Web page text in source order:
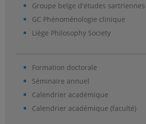
Groupe belge d'études sartriennes
GC Phénoménologie clinique
Liège Philosophy Society
Formation doctorale
Séminaire annuel
Calendrier académique
Calendrier académique (faculté)